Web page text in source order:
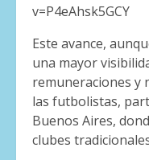
v=P4eAhsk5GCY
Este avance,
una mayor
remuneraciones y
las futbolistas,
Buenos Aires,
clubes